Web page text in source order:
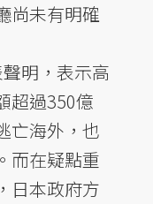
尚未有明確
明，表示高
超過350億
亡海外，也
而在疑點重
日本政府方